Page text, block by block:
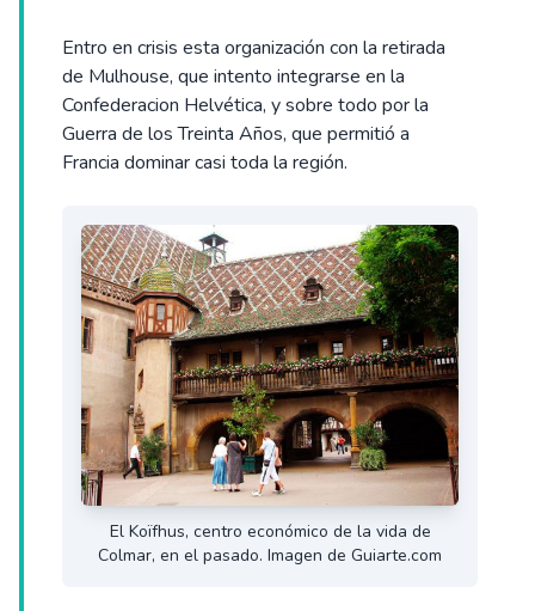
Entro en crisis esta organización con la retirada
de Mulhouse, que intento integrarse en la
Confederacion Helvética, y sobre todo por la
Guerra de los Treinta Años, que permitió a
Francia dominar casi toda la región.
El Koïfhus, centro económico de la vida de
Colmar, en el pasado. Imagen de Guiarte.com